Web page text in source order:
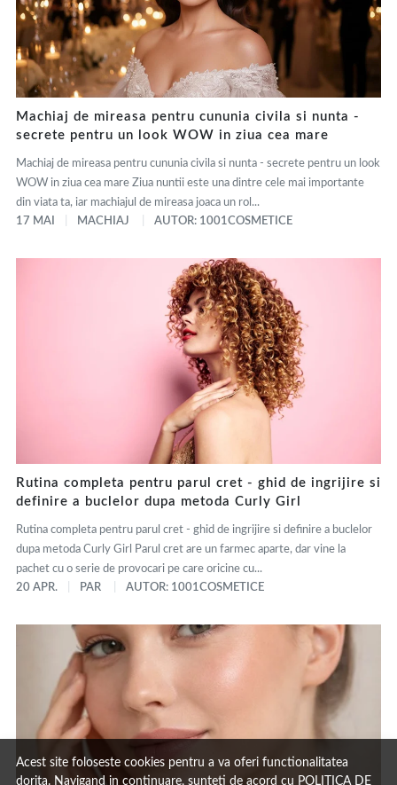
Acest site foloseste cookies pentru a va oferi functionalitatea
dorita. Navigand in continuare, sunteti de acord cu POLITICA DE
Machiaj de mireasa pentru cununia civila si nunta -
secrete pentru un look WOW in ziua cea mare
Machiaj de mireasa pentru cununia civila si nunta - secrete pentru un look
WOW in ziua cea mare Ziua nuntii este una dintre cele mai importante
din viata ta, iar machiajul de mireasa joaca un rol...
17 MAI
MACHIAJ AUTOR: 1001COSMETICE
Rutina completa pentru parul cret - ghid de ingrijire si
definire a buclelor dupa metoda Curly Girl
Rutina completa pentru parul cret - ghid de ingrijire si definire a buclelor
dupa metoda Curly Girl Parul cret are un farmec aparte, dar vine la
pachet cu o serie de provocari pe care oricine cu...
20 APR.
PAR AUTOR: 1001COSMETICE